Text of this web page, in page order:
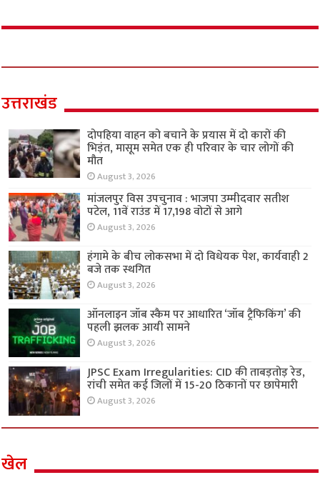
उत्तराखंड
दोपहिया वाहन को बचाने के प्रयास में दो कारों की
भिड़ंत, मासूम समेत एक ही परिवार के चार लोगों की
मौत
August 3, 2026
मांजलपुर विस उपचुनाव : भाजपा उम्मीदवार सतीश
पटेल, 11वें राउंड में 17,198 वोटों से आगे
August 3, 2026
हंगामे के बीच लोकसभा में दो विधेयक पेश, कार्यवाही 2
बजे तक स्थगित
August 3, 2026
ऑनलाइन जॉब स्कैम पर आधारित ‘जॉब ट्रैफिकिंग’ की
पहली झलक आयी सामने
August 3, 2026
JPSC Exam Irregularities: CID की ताबड़तोड़ रेड,
रांची समेत कई जिलों में 15-20 ठिकानों पर छापेमारी
August 3, 2026
खेल